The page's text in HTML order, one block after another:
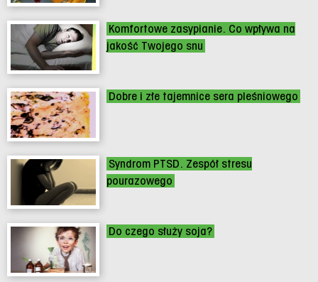
Komfortowe zasypianie. Co wpływa na
jakość Twojego snu
Dobre i złe tajemnice sera pleśniowego
Syndrom PTSD. Zespół stresu
pourazowego
Do czego służy soja?